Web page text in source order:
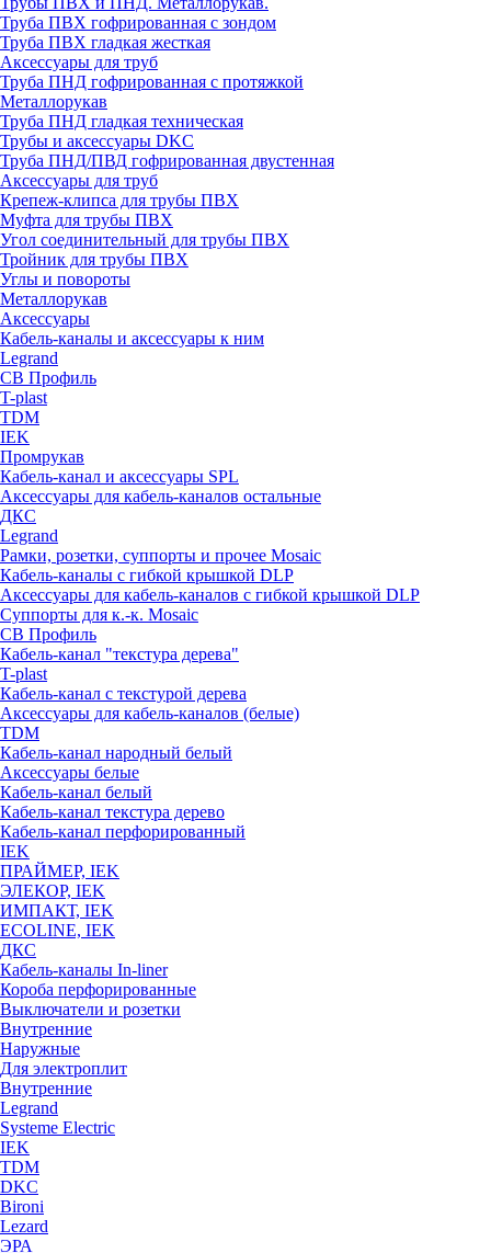
Труба ПВХ гофрированная с зондом
Труба ПВХ гладкая жесткая
Аксессуары для труб
Труба ПНД гофрированная с протяжкой
Металлорукав
Труба ПНД гладкая техническая
Трубы и аксессуары DKC
Труба ПНД/ПВД гофрированная двустенная
Аксессуары для труб
Крепеж-клипса для трубы ПВХ
Муфта для трубы ПВХ
Угол соединительный для трубы ПВХ
Тройник для трубы ПВХ
Углы и повороты
Металлорукав
Аксессуары
Кабель-каналы и аксессуары к ним
Legrand
СВ Профиль
T-plast
TDM
IEK
Промрукав
Кабель-канал и аксессуары SPL
Аксессуары для кабель-каналов остальные
ДКС
Legrand
Рамки, розетки, суппорты и прочее Mosaic
Кабель-каналы с гибкой крышкой DLP
Аксессуары для кабель-каналов с гибкой крышкой DLP
Суппорты для к.-к. Mosaic
СВ Профиль
Кабель-канал "текстура дерева"
T-plast
Кабель-канал с текстурой дерева
Аксессуары для кабель-каналов (белые)
TDM
Кабель-канал народный белый
Аксессуары белые
Кабель-канал белый
Кабель-канал текстура дерево
Кабель-канал перфорированный
IEK
ПРАЙМЕР, IEK
ЭЛЕКОР, IEK
ИМПАКТ, IEK
ECOLINE, IEK
ДКС
Кабель-каналы In-liner
Короба перфорированные
Выключатели и розетки
Внутренние
Наружные
Для электроплит
Внутренние
Legrand
Systeme Electric
IEK
TDM
DKC
Bironi
Lezard
ЭРА